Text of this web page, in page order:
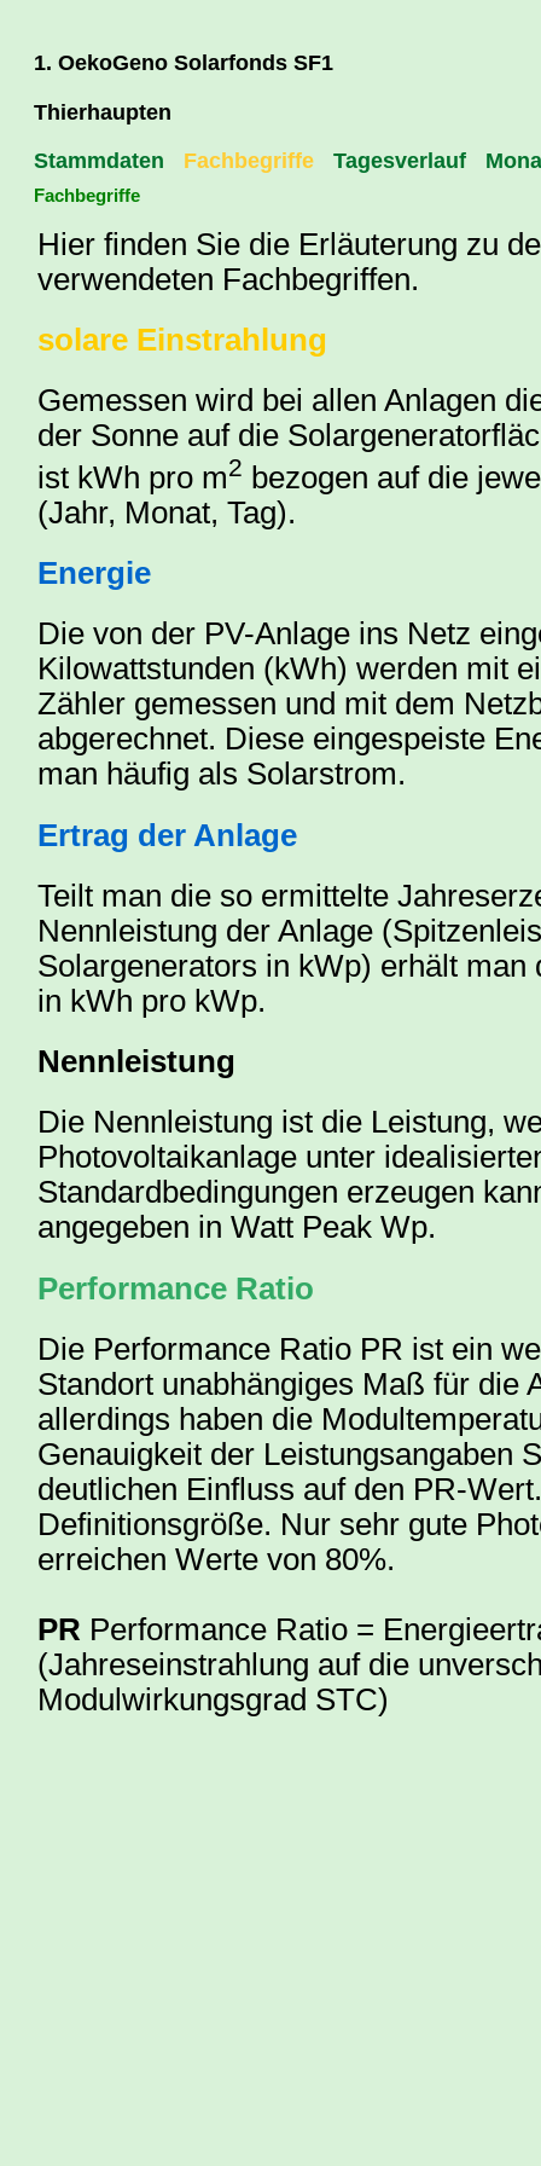
1. OekoGeno Solarfonds SF1
Thierhaupten
Stammdaten
Fachbegriffe Tagesverlauf
Fachbegriffe
Hier finden Sie die Erläuterung zu
verwendeten Fachbegriffen.
solare Einstrahlung
Gemessen wird bei allen Anlagen
der Sonne auf die
ist kWh pro m2 bezogen auf die
(Jahr, Monat, Tag).
Energie
Die von der PV-Anlage ins Netz
Kilowattstunden (kWh) werden mit
Zähler gemessen und mit dem
abgerechnet. Diese eingespeiste
man häufig als Solarstrom.
Ertrag der Anlage
Teilt man die so ermittelte
Nennleistung der Anlage
Solargenerators in kWp) erhält man
in kWh pro kWp.
Nennleistung
Die Nennleistung ist die Leistung,
Photovoltaikanlage unter
Standardbedingungen erzeugen
angegeben in Watt Peak Wp.
Performance Ratio
Die Performance Ratio PR ist ein
Standort unabhängiges Maß für die
allerdings haben die
Genauigkeit der Leistungsangaben
deutlichen Einfluss auf den PR-
Definitionsgröße. Nur sehr gute
erreichen Werte von 80%.
PR Performance Ratio =
(Jahreseinstrahlung auf die
Modulwirkungsgrad STC)